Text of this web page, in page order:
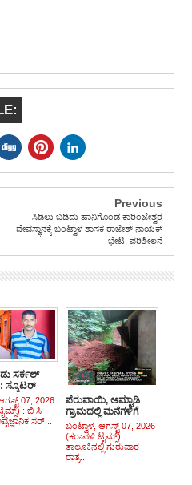
Previous
ಸಿಡಿಲು ಬಡಿದು ಹಾನಿಗೊಂಡ ಕಾರಿಂಜೇಶ್ವರ
ದೇವಸ್ಥಾನಕ್ಕೆ ಬಂಟ್ವಾಳ ಶಾಸಕ ರಾಜೇಶ್ ನಾಯಕ್
ಭೇಟಿ, ಪರಿಶೀಲನೆ
ಸರ್ಕಲ್
ಸ್ಕೂಟರ್
ಮೃತ್ಯು ವಶ
07, 2026
: ಬಿ ಸಿ
ಸರ್...
ಪೆರುವಾಯಿ, ಅಮ್ಟಾಡಿ
ಗ್ರಾಮದಲ್ಲಿ ಮನೆಗಳಿಗೆ
ಹಾನಿ, ನಷ್ಟ
ಬಂಟ್ವಾಳ, ಆಗಸ್ಟ್ 07, 2026
(ಕರಾವಳಿ ಟೈಮ್ಸ್) :
ತಾಲೂಕಿನಲ್ಲಿ ಗುರುವಾರ
ರಾತ್ರ...